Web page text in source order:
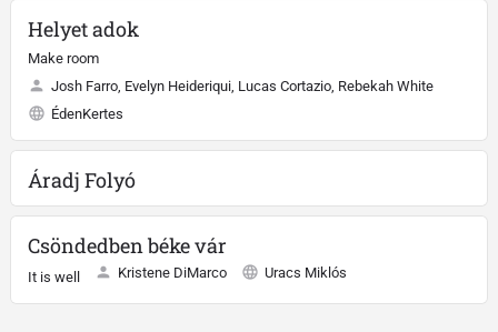
Helyet adok
Make room
Josh Farro, Evelyn Heideriqui, Lucas Cortazio, Rebekah White
ÉdenKertes
Áradj Folyó
Csöndedben béke vár
It is well Kristene DiMarco Uracs Miklós